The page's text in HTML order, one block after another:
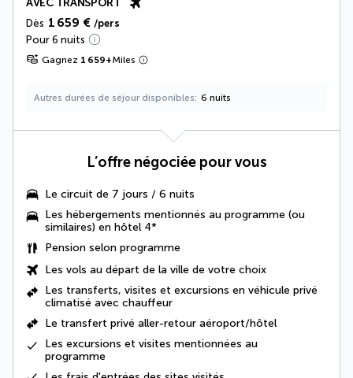
Dès 1 659 € /pers
Pour 6 nuits
Gagnez 1 659+Miles
Autres durées de séjour disponibles 6 nuits
L’offre négociée pour vous
Le circuit de 7 jours / 6 nuits
Les hébergements mentionnés au programme (ou
similaires) en hôtel 4*
Pension selon programme
Les vols au départ de la ville de votre choix
Les transferts, visites et excursions en véhicule privé
climatisé avec chauffeur
Le transfert privé aller-retour aéroport/hôtel
Les excursions et visites mentionnées au
programme